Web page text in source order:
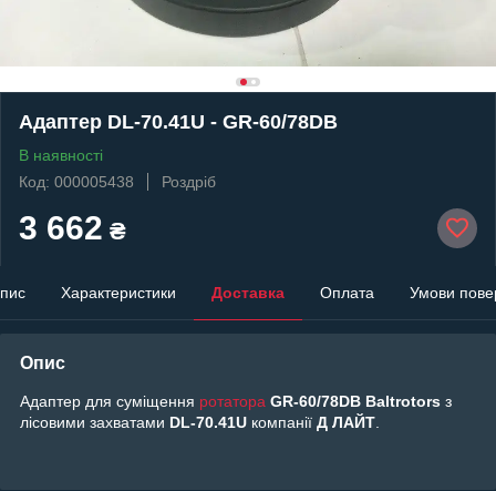
Адаптер DL-70.41U - GR-60/78DB
В наявності
Код: 000005438
Роздріб
3 662 ₴
Характеристики Доставка Оплата Умови
Опис
Адаптер для суміщення ротатора GR-60/78DB Baltrotors з
лісовими захватами DL-70.41U компанії Д ЛАЙТ